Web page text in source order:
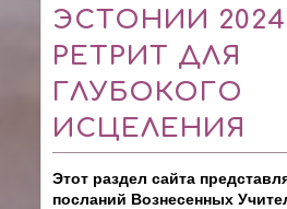
ЭСТОНИИ 2024
РЕТРИТ ДЛЯ
ГЛУБОКОГО
ИСЦЕЛЕНИЯ
Этот раздел сайта
посланий Вознесенных